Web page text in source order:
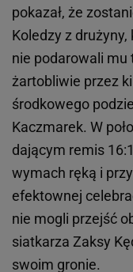
pokazał, że
Koledzy z
nie podarowali mu
żartobliwie przez
środkowego
Kaczmarek. W
dającym remis
wymach ręką i
efektownej
nie mogli przejść
siatkarza Zaksy
swoim gronie.